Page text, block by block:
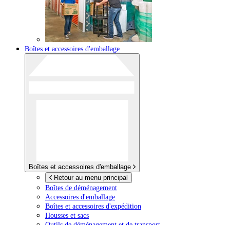
Boîtes et accessoires d'emballage
Boîtes et accessoires d'emballage
Retour au menu principal
Boîtes de déménagement
Accessoires d'emballage
Boîtes et accessoires d'expédition
Housses et sacs